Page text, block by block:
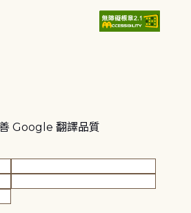
Google 翻譯品質